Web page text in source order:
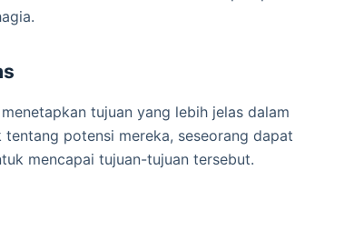
tujuan yang lebih jelas dalam
potensi mereka, seseorang dapat
mencapai tujuan-tujuan tersebut.